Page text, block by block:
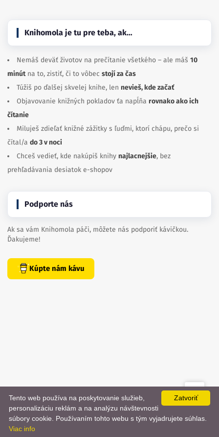
Knihomola je tu pre teba, ak…
Nemáš deväť životov na prečítanie všetkého – ale máš 10
minútna to, zistiť, či to vôbec stojí za čas
Túžiš po ďalšej skvelej knihe, len nevieš, kde začať
Objavovanie knižných pokladov ťa napĺňa rovnako ako ich
čítanie
Miluješ zdieľať knižné zážitky s ľuďmi, ktorí chápu, prečo si
čítal/a do 3 v noci
Chceš vedieť, kde nakúpiš knihy najlacnejšie, bez
prehľadávania desiatok e-shopov
Podporte nás
Ak sa vám Knihomola páči, môžete nás podporiť kávičkou.
Ďakujeme!
Kúpte nám kávu
created bydanielhrenak.sk
📨
Zatvoriť
Tento web používa na poskytovanie služieb,
personalizáciu reklám a na analýzu návštevnosti
súbory cookie. Používaním tohto webu s tým vyjadrujete súhlas.
Viac info